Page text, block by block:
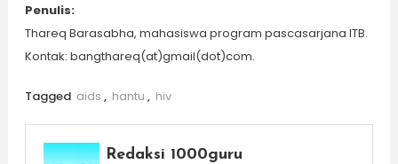
Penulis:
Thareq Barasabha, mahasiswa program pascasarjana ITB.
Kontak: bangthareq(at)gmail(dot)com.
Tagged aids , hantu , hiv
Redaksi 1000guru